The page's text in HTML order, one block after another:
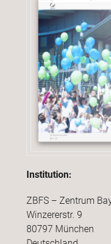
Institution:
ZBFS – Zentrum
Winzererstr. 9
80797 München